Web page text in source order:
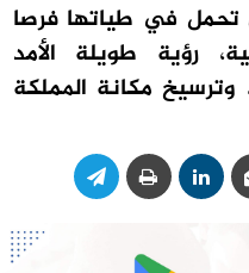
تحمل في طياتها فرصا
رؤية طويلة الأمد
وترسيخ مكانة المملكة